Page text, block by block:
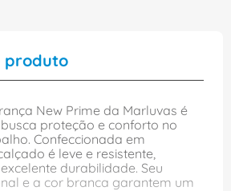
produto
New Prime da Marluvas é
proteção e conforto no
Confeccionada em
é leve e resistente,
durabilidade. Seu
e a cor branca garantem um